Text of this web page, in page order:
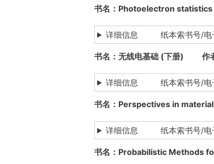
书名：Photoelectron
详细信息 纸本索书号/电
书名：无线电基础 (下册) 作
详细信息 纸本索书号/电
书名：Perspectives in
详细信息 纸本索书号/电
书名：Probabilistic